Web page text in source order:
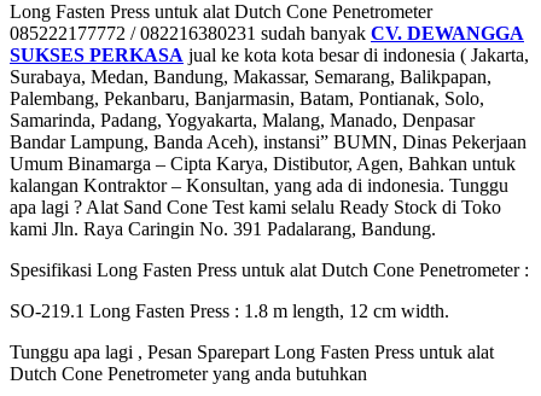
Long Fasten Press untuk alat Dutch Cone Penetrometer
085222177772 / 082216380231 sudah banyak CV. DEWANGGA
SUKSES PERKASA jual ke kota kota besar di indonesia ( Jakarta,
Surabaya, Medan, Bandung, Makassar, Semarang, Balikpapan,
Palembang, Pekanbaru, Banjarmasin, Batam, Pontianak, Solo,
Samarinda, Padang, Yogyakarta, Malang, Manado, Denpasar
Bandar Lampung, Banda Aceh), instansi” BUMN, Dinas Pekerjaan
Umum Binamarga – Cipta Karya, Distibutor, Agen, Bahkan untuk
kalangan Kontraktor – Konsultan, yang ada di indonesia. Tunggu
apa lagi ? Alat Sand Cone Test kami selalu Ready Stock di Toko
kami Jln. Raya Caringin No. 391 Padalarang, Bandung.
Spesifikasi Long Fasten Press untuk alat Dutch Cone Penetrometer :
SO-219.1 Long Fasten Press : 1.8 m length, 12 cm width.
Tunggu apa lagi , Pesan Sparepart Long Fasten Press untuk alat
Dutch Cone Penetrometer yang anda butuhkan